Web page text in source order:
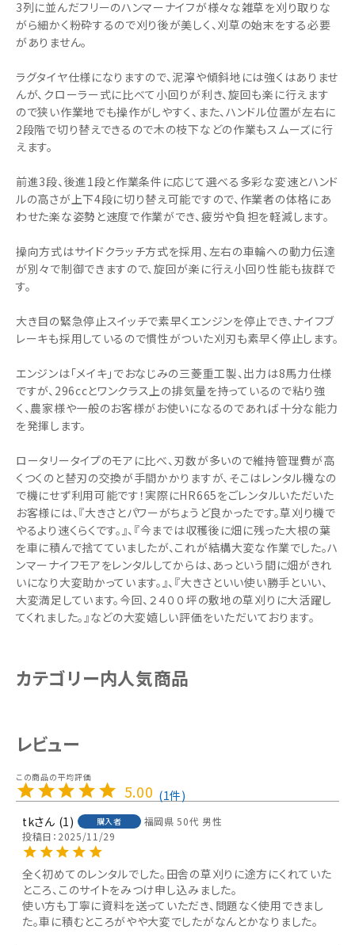
3列に並んだフリーのハンマーナイフが様々な雑草を刈り取りな
がら細かく粉砕するので刈り後が美しく、刈草の始末をする必要
がありません。
ラグタイヤ仕様になりますので、泥濘や傾斜地には強くはありませ
んが、クローラー式に比べて小回りが利き、旋回も楽に行えます
ので狭い作業地でも操作がしやすく、また、ハンドル位置が左右に
2段階で切り替えできるので木の枝下などの作業もスムーズに行
えます。
前進3段、後進1段と作業条件に応じて選べる多彩な変速とハンド
ルの高さが上下4段に切り替え可能ですので、作業者の体格にあ
わせた楽な姿勢と速度で作業ができ、疲労や負担を軽減します。
操向方式はサイドクラッチ方式を採用、左右の車輪への動力伝達
が別々で制御できますので、旋回が楽に行え小回り性能も抜群で
す。
大き目の緊急停止スイッチで素早くエンジンを停止でき、ナイフブ
レーキも採用しているので慣性がついた刈刃も素早く停止します。
エンジンは「メイキ」でおなじみの三菱重工製、出力は8馬力仕様
ですが、296ccとワンクラス上の排気量を持っているので粘り強
く、農家様や一般のお客様がお使いになるのであれば十分な能力
を発揮します。
ロータリータイプのモアに比べ、刃数が多いので維持管理費が高
くつくのと替刃の交換が手間かかりますが、そこはレンタル機なの
で機にせず利用可能です！実際にHR665をごレンタルいただいた
お客様には、『大きさとパワーがちょうど良かったです。草刈り機で
やるより速くらくです。』、『今までは収穫後に畑に残った大根の葉
を車に積んで捨てていましたが、これが結構大変な作業でした。ハ
ンマーナイフモアをレンタルしてからは、あっという間に畑がきれ
いになり大変助かっています。』、『大きさといい使い勝手といい、
大変満足しています。今回、２４００坪の敷地の草刈りに大活躍し
てくれました。』などの大変嬉しい評価をいただいております。
カテゴリー内人気商品
レビュー
5.00
1
tk
1 購入者 福岡県 50代 男性
投稿日 2025/11/29
全く初めてのレンタルでした。田舎の草刈りに途方にくれていた
ところ、このサイトをみつけ申し込みました。
使い方も丁寧に資料を送っていただき、問題なく使用できまし
た。車に積むところがやや大変でしたがなんとかなりました。